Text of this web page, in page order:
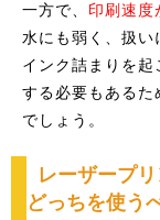
一方で、 印刷速度
水にも弱く、扱い
インク詰まりを
する必要もあるた
でしょう。
レーザープ
どっちを使う